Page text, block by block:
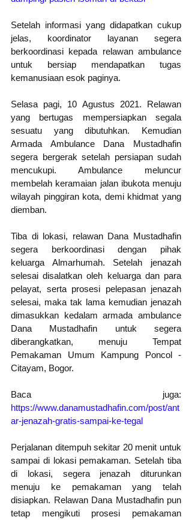
Setelah informasi yang didapatkan cukup
jelas, koordinator layanan segera
berkoordinasi kepada relawan ambulance
untuk bersiap mendapatkan tugas
kemanusiaan esok paginya.
Selasa pagi, 10 Agustus 2021. Relawan
yang bertugas mempersiapkan segala
sesuatu yang dibutuhkan. Kemudian
Armada Ambulance Dana Mustadhafin
segera bergerak setelah persiapan sudah
mencukupi. Ambulance meluncur
membelah keramaian jalan ibukota menuju
wilayah pinggiran kota, demi khidmat yang
diemban.
Tiba di lokasi, relawan Dana Mustadhafin
segera berkoordinasi dengan pihak
keluarga Almarhumah. Setelah jenazah
selesai disalatkan oleh keluarga dan para
pelayat, serta prosesi pelepasan jenazah
selesai, maka tak lama kemudian jenazah
dimasukkan kedalam armada ambulance
Dana Mustadhafin untuk segera
diberangkatkan, menuju Tempat
Pemakaman Umum Kampung Poncol -
Citayam, Bogor.
https://www.danamustadhafin.com/post/ant
ar-jenazah-gratis-sampai-ke-tegal
Perjalanan ditempuh sekitar 20 menit untuk
sampai di lokasi pemakaman. Setelah tiba
di lokasi, segera jenazah diturunkan
menuju ke pemakaman yang telah
disiapkan. Relawan Dana Mustadhafin pun
tetap mengikuti prosesi pemakaman